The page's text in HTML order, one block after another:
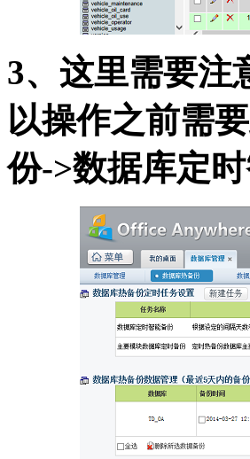
3、这里需要注
以操作之前需
份->数据库定